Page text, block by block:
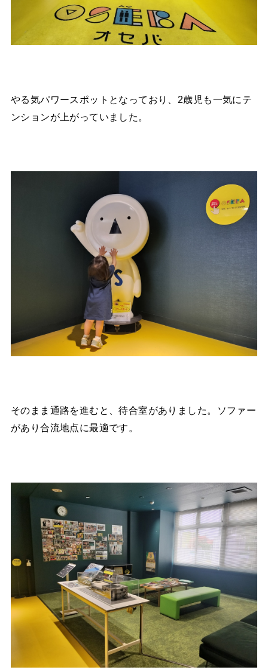
やる気パワースポットとなっており、2歳児も一気にテ
ンションが上がっていました。
そのまま通路を進むと、待合室がありました。ソファー
があり合流地点に最適です。